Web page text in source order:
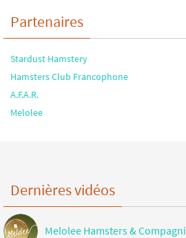
Partenaires
Stardust Hamstery
Hamsters Club Francophone
A.F.A.R.
Melolee
Dernières vidéos
Melolee Hamsters &